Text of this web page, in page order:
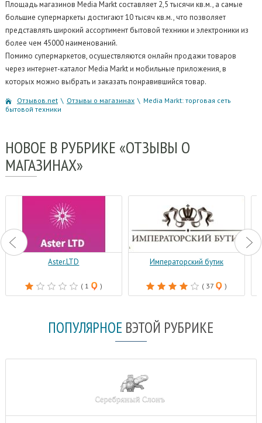
Площадь магазинов Media Markt составляет 2,5 тысячи кв.м., а самые
большие супермаркеты достигают 10 тысяч кв.м., что позволяет
представлять широкий ассортимент бытовой техники и электроники из
более чем 45000 наименований.
Помимо супермаркетов, осуществляются онлайн продажи товаров
через интернет-каталог Media Markt и мобильные приложения, в
которых можно выбрать и заказать понравившийся товар.
Отзывов.net \ Отзывы о магазинах \ Media Markt: торговая сеть
бытовой техники
НОВОЕ В РУБРИКЕ «ОТЗЫВЫ О
МАГАЗИНАХ»
Aster.LTD
( 1 )
Императорский бутик
( 37 )
ПОПУЛЯРНОЕ ВЭТОЙ РУБРИКЕ